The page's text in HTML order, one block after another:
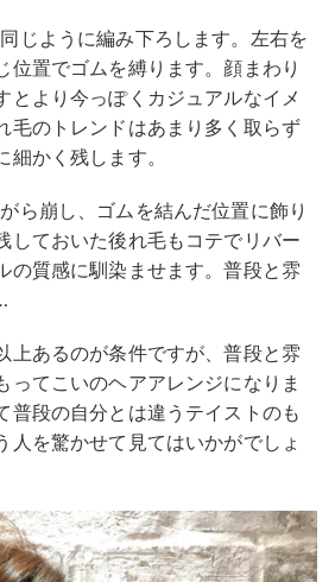
じように編み下ろします。左右を
位置でゴムを縛ります。顔まわり
とより今っぽくカジュアルなイメ
毛のトレンドはあまり多く取らず
かく残します。
ら崩し、ゴムを結んだ位置に飾り
しておいた後れ毛もコテでリバー
の質感に馴染ませます。普段と雰
上あるのが条件ですが、普段と雰
ってこいのヘアアレンジになりま
普段の自分とは違うテイストのも
人を驚かせて見てはいかがでしょ